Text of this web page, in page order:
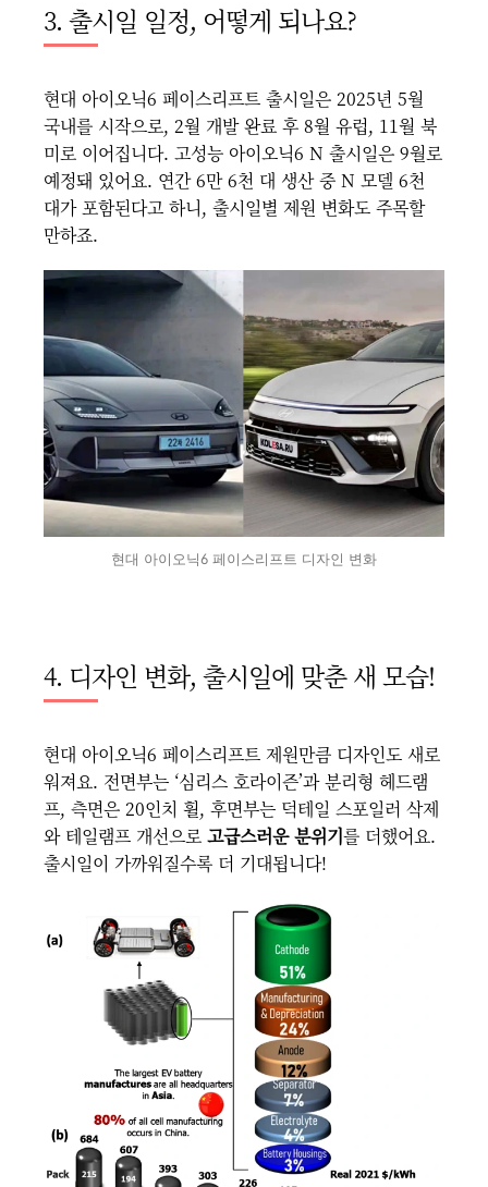
3. 출시일 일정, 어떻게 되나요?
현대 아이오닉6 페이스리프트 출시일은 2025년 5월
국내를 시작으로, 2월 개발 완료 후 8월 유럽, 11월 북
미로 이어집니다. 고성능 아이오닉6 N 출시일은 9월로
예정돼 있어요. 연간 6만 6천 대 생산 중 N 모델 6천
대가 포함된다고 하니, 출시일별 제원 변화도 주목할
만하죠.
현대 아이오닉6 페이스리프트 디자인 변화
4. 디자인 변화, 출시일에 맞춘 새 모습!
현대 아이오닉6 페이스리프트 제원만큼 디자인도 새로
워져요. 전면부는 ‘심리스 호라이즌’과 분리형 헤드램
프, 측면은 20인치 휠, 후면부는 덕테일 스포일러 삭제
와 테일램프 개선으로 고급스러운 분위기를 더했어요.
출시일이 가까워질수록 더 기대됩니다!